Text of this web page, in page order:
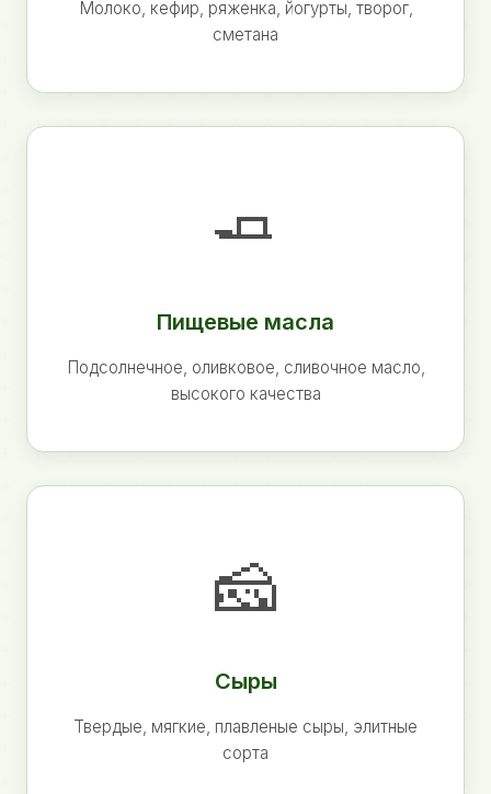
Молоко, кефир, ряженка, йогурты, творог,
сметана
🧈
Пищевые масла
Подсолнечное, оливковое, сливочное масло,
высокого качества
🧀
Сыры
Твердые, мягкие, плавленые сыры, элитные
сорта